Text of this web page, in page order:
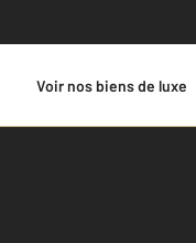
Voir nos biens de luxe